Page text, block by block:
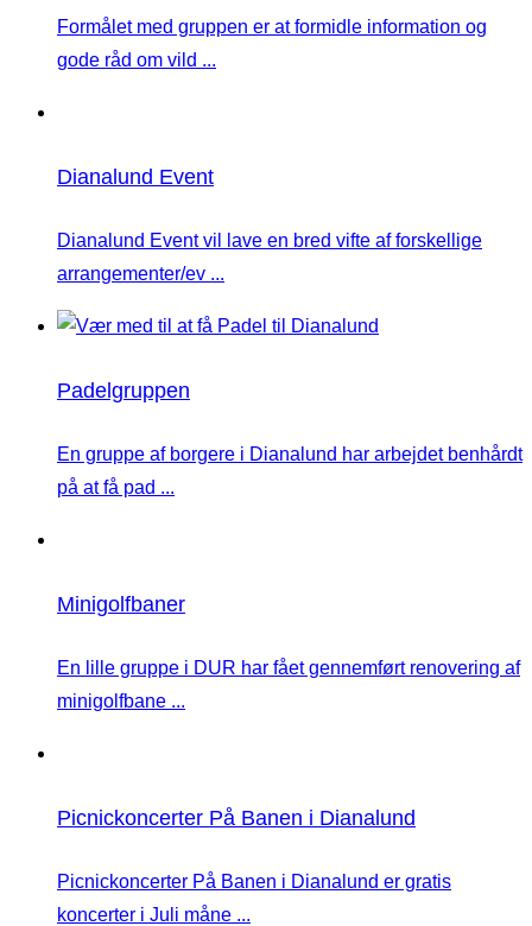
Formålet med gruppen er at formidle information og
gode råd om vild ...
Dianalund Event
Dianalund Event vil lave en bred vifte af forskellige
arrangementer/ev ...
Padelgruppen
En gruppe af borgere i Dianalund har arbejdet benhårdt
på at få pad ...
Minigolfbaner
En lille gruppe i DUR har fået gennemført renovering af
minigolfbane ...
Picnickoncerter På Banen i Dianalund
Picnickoncerter På Banen i Dianalund er gratis
koncerter i Juli måne ...